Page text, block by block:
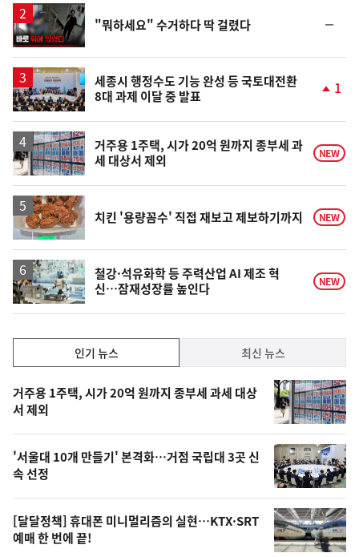
영
상
"뭐하세요" 수거하다 딱 걸렸다
일
세종시 행정수도 기능 완성 등 국토대전환
8대 과제 이달 중 발표
상
승
1
거주용 1주택, 시가 20억 원까지 종부세 과
세 대상서 제외
NEW
치킨 '용량꼼수' 직접 재보고 제보하기까지 NEW
철강·석유화학 등 주력산업 AI 제조 혁
신…잠재성장률 높인다
NEW
기,
최
신,
오
늘
의
영
상
인기 뉴스 최신 뉴스
인
기
뉴
스
거주용 1주택, 시가 20억 원까지 종부세 과세 대상
서 제외
'서울대 10개 만들기' 본격화…거점 국립대 3곳 신
속 선정
[달달정책] 휴대폰 미니멀리즘의 실현…KTX·SRT
예매 한 번에 끝!